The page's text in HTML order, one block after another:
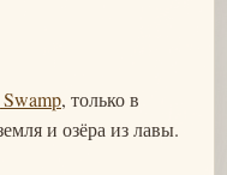
, только в
и озёра из лавы.